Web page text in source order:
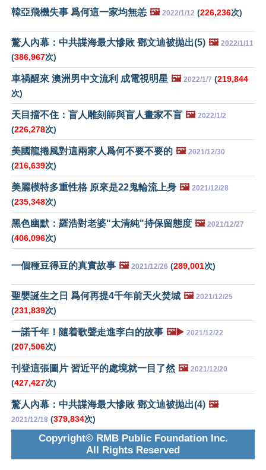
韓亞飛機失事 爲何這一家均無恙 🖼️ 2022/1/12 (226,236次)
驚人內幕：中共諜海最大慘敗 鄧文迪被拋出(5) 🖼️ 2022/1/11
(386,967次)
車禍醒來 澳洲男中文流利 成電視明星 🖼️ 2022/1/7 (219,844
次)
天目擋不住：盲人雕刻師與盲人畫家不盲 🖼️ 2022/1/2
(226,278次)
美國龍捲風對這兩家人爲何不要不要的 🖼️ 2021/12/30
(216,639次)
美麗模特多重性格 原來是22鬼輪流上身 🖼️ 2021/12/28
(235,348次)
黑色幽默：羅浩對老婆"太清純"持保留態度 🖼️ 2021/12/27
(406,096次)
一個種豆得豆的真實故事 🖼️ 2021/12/26 (289,001次)
聖嬰誕生之日 爲何再提4千年前天火焚城 🖼️ 2021/12/25
(231,839次)
一諾千年！隨着歌聲走進李白的故事 🖼️▶️ 2021/12/22
(207,506次)
刊登這張圖片 習近平的處境就一目了然 🖼️ 2021/12/20
(427,427次)
驚人內幕：中共諜海最大慘敗 鄧文迪被拋出(4) 🖼️
2021/12/18 (379,834次)
Copyright© RMB Public Foundation Inc.
All Rights Reserved